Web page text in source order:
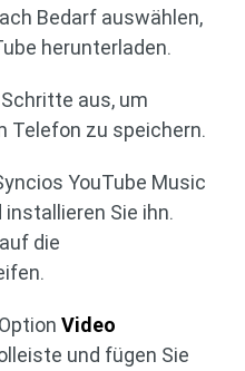
Bedarf auswählen,
herunterladen.
aus, um
Telefon zu speichern.
YouTube Music
Sie ihn.
die
Video
und fügen Sie